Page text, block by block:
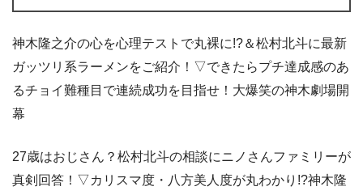
神木隆之介の心を心理テストで丸裸に!?＆松村北斗に最新
ガッツリ系ラーメンをご紹介！▽できたらプチ達成感のあ
るチョイ難種目で連続成功を目指せ！大爆笑の神木劇場開
幕
27歳はおじさん？松村北斗の相談にニノさんファミリーが
真剣回答！▽カリスマ度・八方美人度が丸わかり!?神木隆